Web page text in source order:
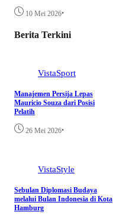
10 Mei 2026•
Berita Terkini
VistaSport
Manajemen Persija Lepas
Mauricio Souza dari Posisi
Pelatih
26 Mei 2026•
VistaStyle
Sebulan Diplomasi Budaya
melalui Bulan Indonesia di Kota
Hamburg